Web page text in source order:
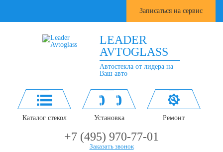
Записаться на сервис
LEADER
AVTOGLASS
Автостекла от лидера на
Ваш авто
Каталог стекол Установка Ремонт
+7 (495) 970-77-01
Заказать звонок